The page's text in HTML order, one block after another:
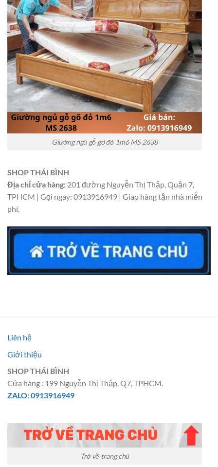
Giường ngủ gỗ gõ đỏ 1m6 MS 2638
SHOP THÁI BÌNH
Địa chỉ cửa hàng: 201 đường Nguyễn Thị Thập, Quận 7,
TPHCM | Gọi ngay: 0913916949 | Giao hàng tận nhà miễn
phí.
Liên hệ
Giới thiệu
SHOP THÁI BÌNH
Cửa hàng : 199 Nguyễn Thị Thập, Q7, TPHCM.
ZALO: 0913916949
Trở về trang chủ